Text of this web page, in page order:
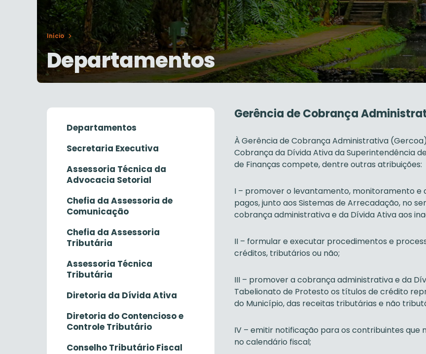
Início
Departamentos
Departamentos
Secretaria Executiva
Assessoria Técnica da
Advocacia Setorial
Chefia da Assessoria de
Comunicação
Chefia da Assessoria
Tributária
Assessoria Técnica
Tributária
Diretoria da Dívida Ativa
Diretoria do Contencioso e
Controle Tributário
Conselho Tributário Fiscal
Gerência de Cobrança
À Gerência de Cobrança Administrativa
Cobrança da Dívida Ativa da Superintendência
de Finanças compete, dentre outras atribuições:
I – promover o levantamento, monitoramento
pagos, junto aos Sistemas de Arrecadação, no
cobrança administrativa e da Dívida Ativa aos
II – formular e executar procedimentos e
créditos, tributários ou não;
III – promover a cobrança administrativa e da
Tabelionato de Protesto os títulos de crédito
do Município, das receitas tributárias e não
IV – emitir notificação para os contribuintes que
no calendário fiscal;